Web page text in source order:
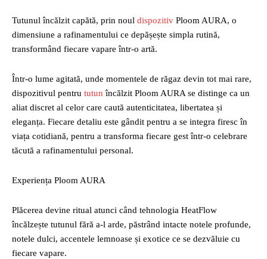
Tutunul încălzit capătă, prin noul dispozitiv Ploom AURA, o
dimensiune a rafinamentului ce depășește simpla rutină,
transformând fiecare vapare într-o artă.
Într-o lume agitată, unde momentele de răgaz devin tot mai rare,
dispozitivul pentru tutun încălzit Ploom AURA se distinge ca un
aliat discret al celor care caută autenticitatea, libertatea și
eleganța. Fiecare detaliu este gândit pentru a se integra firesc în
viața cotidiană, pentru a transforma fiecare gest într-o celebrare
tăcută a rafinamentului personal.
Experiența Ploom AURA
Plăcerea devine ritual atunci când tehnologia HeatFlow
încălzește tutunul fără a-l arde, păstrând intacte notele profunde,
notele dulci, accentele lemnoase și exotice ce se dezvăluie cu
fiecare vapare.